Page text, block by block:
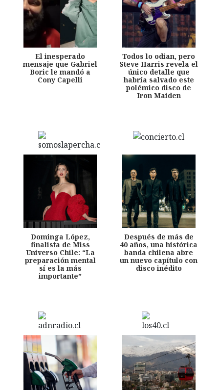
El inesperado
mensaje que Gabriel
Boric le mandó a
Cony Capelli
Todos lo odian, pero
Steve Harris revela el
único detalle que
habría salvado este
polémico disco de
Iron Maiden
Dominga López,
finalista de Miss
Universo Chile: “La
preparación mental
sí es la más
importante”
Después de más de
40 años, una histórica
banda chilena abre
un nuevo capítulo con
disco inédito